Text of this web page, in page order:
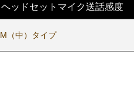
ヘッドセットマイク送話感度
M（中）タイプ